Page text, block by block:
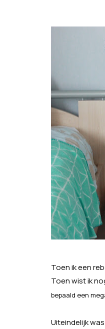
Toenik een
Toen wist ik
bepaald een
Uiteindelijk